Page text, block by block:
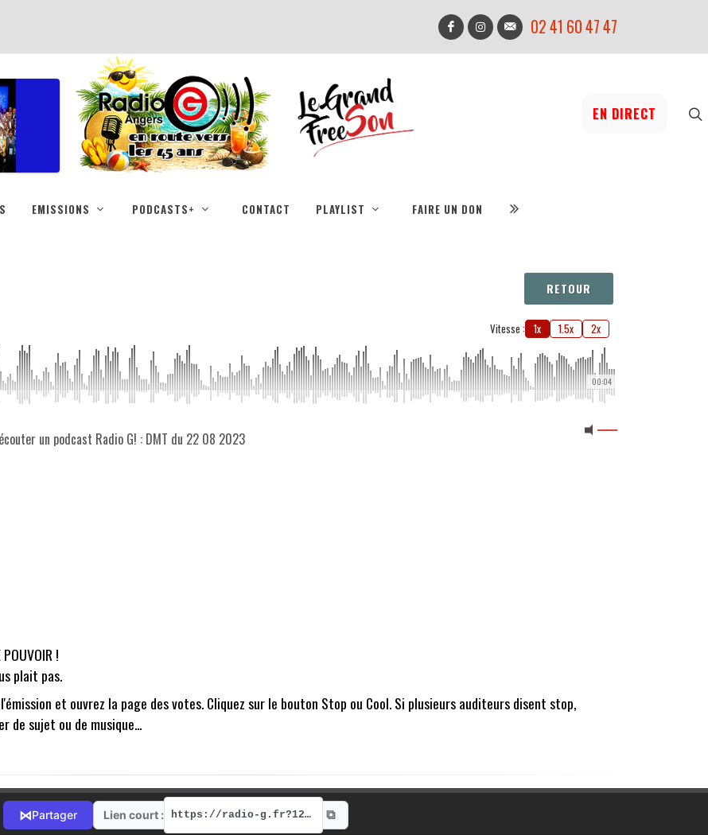
02 41 60 47 47
EN DIRECT
EMISSIONS PODCASTS+ CONTACT PLAYLIST FAIRE UN DON
RETOUR
Vitesse : 1x 1.5x 2x
00:04
un podcast Radio G! : DMT du 22 08 2023
!
plait pas.
et ouvrez la page des votes. Cliquez sur le bouton Stop ou Cool. Si plusieurs auditeurs disent stop,
de sujet ou de musique...
⋈Partager Lien court : https://radio-g.fr?12196 ⧉